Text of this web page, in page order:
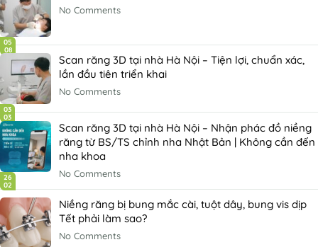
05
08
No Comments
03
03
Scan răng 3D tại nhà Hà Nội – Tiện lợi, chuẩn xác,
lần đầu tiên triển khai
No Comments
26
02
Scan răng 3D tại nhà Hà Nội – Nhận phác đồ niềng
răng từ BS/TS chỉnh nha Nhật Bản | Không cần đến
nha khoa
No Comments
Niềng răng bị bung mắc cài, tuột dây, bung vis dịp
Tết phải làm sao?
No Comments